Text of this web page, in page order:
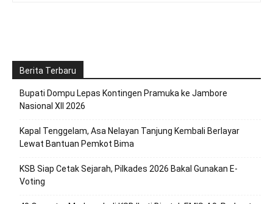
Berita Terbaru
Bupati Dompu Lepas Kontingen Pramuka ke Jambore
Nasional XII 2026
Kapal Tenggelam, Asa Nelayan Tanjung Kembali Berlayar
Lewat Bantuan Pemkot Bima
KSB Siap Cetak Sejarah, Pilkades 2026 Bakal Gunakan E-
Voting